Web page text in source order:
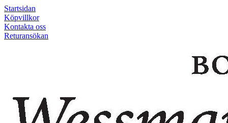
Startsidan
Köpvillkor
Kontakta oss
Returansökan